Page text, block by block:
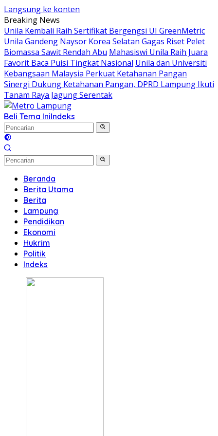
Langsung ke konten
Breaking News
Unila Kembali Raih Sertifikat Bergengsi UI GreenMetric
Unila Gandeng Naysor Korea Selatan Gagas Riset Pelet
Biomassa Sawit Rendah Abu Mahasiswi Unila Raih Juara
Favorit Baca Puisi Tingkat Nasional Unila dan Universiti
Kebangsaan Malaysia Perkuat Ketahanan Pangan
Sinergi Dukung Ketahanan Pangan, DPRD Lampung Ikuti
Tanam Raya Jagung Serentak
Beli Tema IniIndeks
Beranda
Berita Utama
Berita
Lampung
Pendidikan
Ekonomi
Hukrim
Politik
Indeks